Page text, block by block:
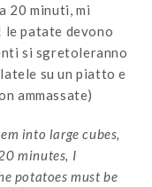
20 minuti, mi
le patate devono
si sgretoleranno
su un piatto e
ammassate)
into large cubes,
minutes, I
potatoes must be